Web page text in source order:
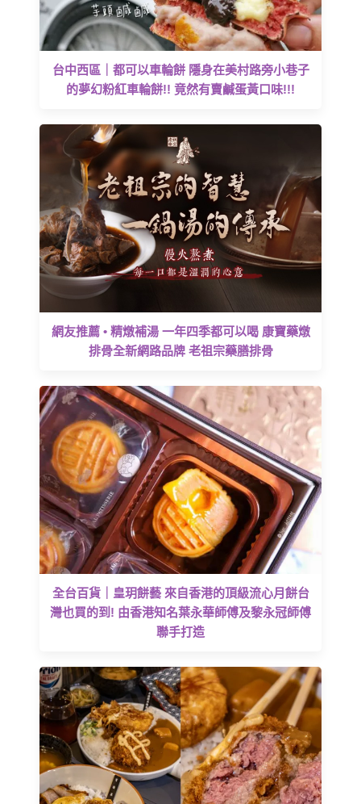
台中西區｜都可以車輪餅 隱身在美村路旁小巷子
的夢幻粉紅車輪餅!! 竟然有賣鹹蛋黃口味!!!
網友推薦 • 精燉補湯 一年四季都可以喝 康寶藥燉
排骨全新網路品牌 老祖宗藥膳排骨
全台百貨｜皇玥餅藝 來自香港的頂級流心月餅台
灣也買的到! 由香港知名葉永華師傅及黎永冠師傅
聯手打造